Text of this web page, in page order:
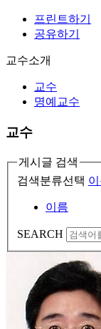
프린트하기
공유하기
교수소개
교수
명예교수
교수
게시글 검색
검색분류선택
이름
SEARCH